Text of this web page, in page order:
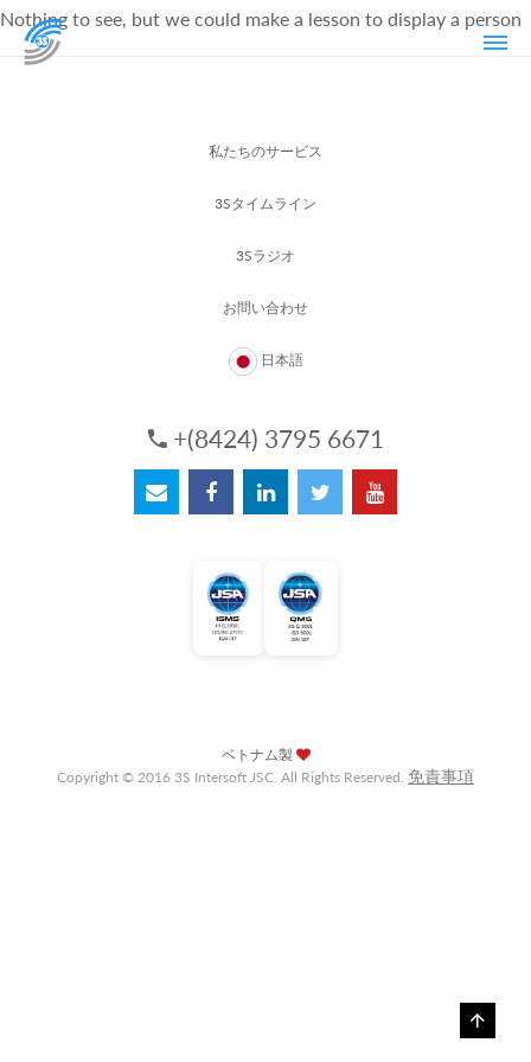
Nothing to see, but we could make a lesson to display a person
私たちのサービス
3Sタイムライン
3Sラジオ
お問い合わせ
日本語
+(8424) 3795 6671
ベトナム製
Copyright © 2016 3S Intersoft JSC. All Rights Reserved. 免責事項